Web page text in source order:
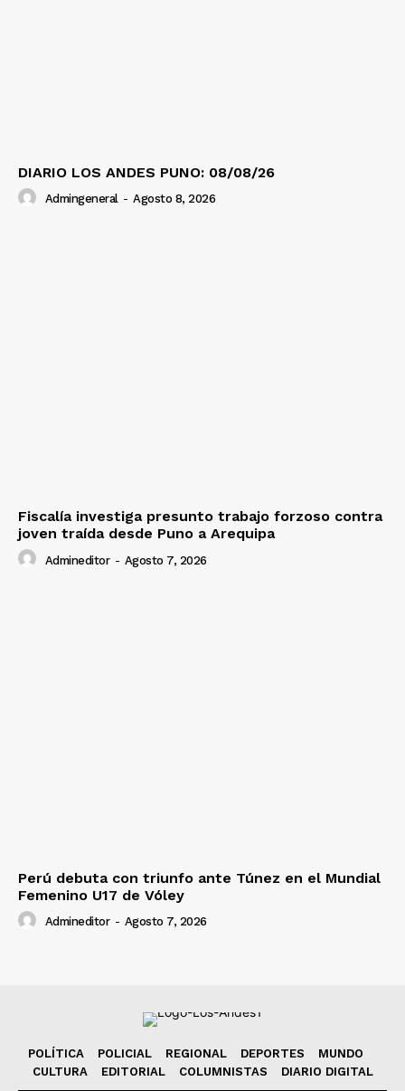
DIARIO LOS ANDES PUNO: 08/08/26
Admingeneral - Agosto 8, 2026
Fiscalía investiga presunto trabajo forzoso contra
joven traída desde Puno a Arequipa
Admineditor - Agosto 7, 2026
Perú debuta con triunfo ante Túnez en el Mundial
Femenino U17 de Vóley
Admineditor - Agosto 7, 2026
POLÍTICA POLICIAL REGIONAL DEPORTES
MUNDO
CULTURA
EDITORIAL COLUMNISTAS DIARIO DIGITAL